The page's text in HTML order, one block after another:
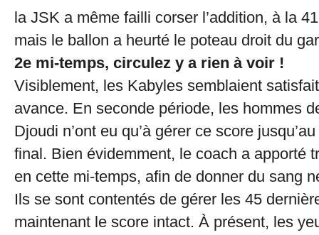
la JSK a même failli corser l’addition, à la
mais le ballon a heurté le poteau droit du
2e mi-temps, circulez y a rien à voir !
Visiblement, les Kabyles semblaient
avance. En seconde période, les hommes
Djoudi n’ont eu qu’à gérer ce score
final. Bien évidemment, le coach a apporté
en cette mi-temps, afin de donner du sang
Ils se sont contentés de gérer les 45
maintenant le score intact. À présent, les